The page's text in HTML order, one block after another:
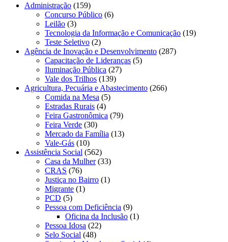
Administração (159)
Concurso Público (6)
Leilão (3)
Tecnologia da Informação e Comunicação (19)
Teste Seletivo (2)
Agência de Inovação e Desenvolvimento (287)
Capacitação de Lideranças (5)
Iluminação Pública (27)
Vale dos Trilhos (139)
Agricultura, Pecuária e Abastecimento (266)
Comida na Mesa (5)
Estradas Rurais (4)
Feira Gastronômica (79)
Feira Verde (30)
Mercado da Família (13)
Vale-Gás (10)
Assistência Social (562)
Casa da Mulher(33)
CRAS (76)
Justiça no Bairro (1)
Migrante (1)
PCD (5)
Pessoa com Deficiência (9)
Oficina da Inclusão (1)
Pessoa Idosa (22)
Selo Social (48)